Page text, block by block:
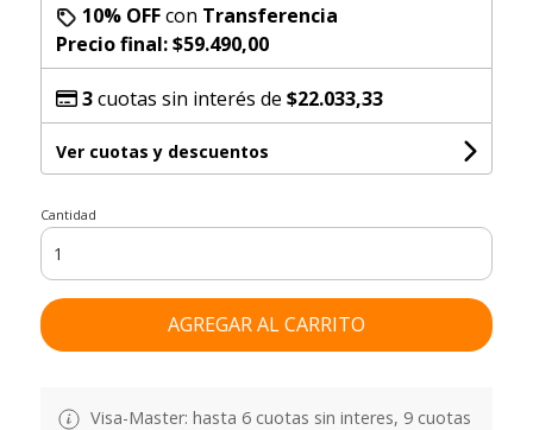
10% OFFcon Transferencia
Precio final:$59.490,00
3cuotas sin interés de $22.033,33
Ver cuotas y descuentos
Cantidad
AGREGAR AL CARRITO
Visa-Master: hasta 6 cuotas sin interes, 9 cuotas